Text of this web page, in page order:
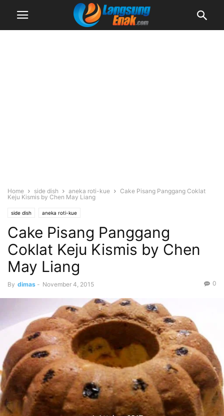
Home side dish aneka roti-kue
Cake Pisang Panggang Coklat
Keju Kismis by Chen May Liang
side dish aneka roti-kue
Cake Pisang Panggang
Coklat Keju Kismis by Chen
May Liang
By dimas - November 4, 2015 0